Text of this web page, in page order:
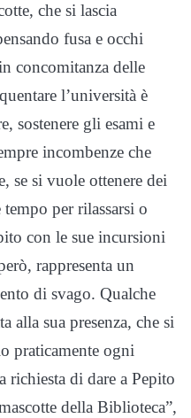
che si lascia
fusa e occhi
concomitanza delle
l’università è
sostenere gli esami e
incombenze che
se si vuole ottenere dei
per rilassarsi o
con le sue incursioni
rappresenta un
di svago. Qualche
alla sua presenza, che si
praticamente ogni
richiesta di dare a Pepito
della Biblioteca”,